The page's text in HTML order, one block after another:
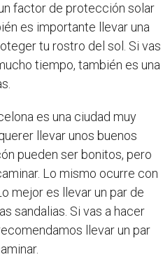
factor de protección solar
es importante llevar una
tu rostro del sol. Si vas
tiempo, también es una
es una ciudad muy
llevar unos buenos
pueden ser bonitos, pero
Lo mismo ocurre con
mejor es llevar un par de
sandalias. Si vas a hacer
llevar un par